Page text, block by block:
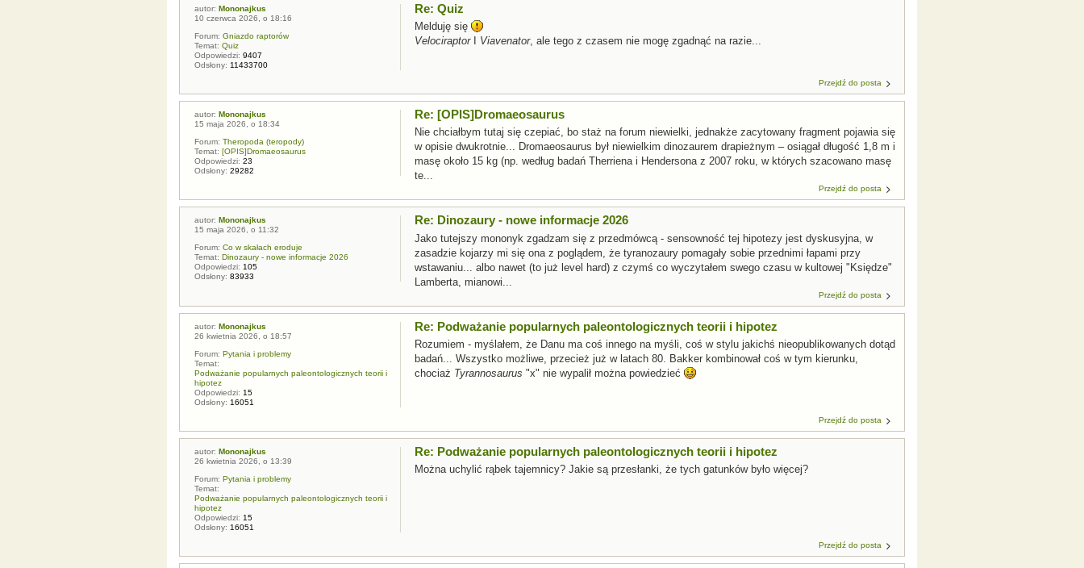
autor: Mononajkus
10 czerwca 2026, o 18:16
Forum: Gniazdo raptorów
Temat: Quiz
Odpowiedzi: 9407
Odsłony: 11433700
Re: Quiz
Melduję się
VelociraptorI Viavenator, ale tego z czasem nie mogę zgadnąć na razie...
Przejdź do posta
autor: Mononajkus
15 maja 2026, o 18:34
Forum: Theropoda (teropody)
Temat: [OPIS]Dromaeosaurus
Odpowiedzi: 23
Odsłony: 29282
Re: [OPIS]Dromaeosaurus
Nie chciałbym tutaj się czepiać, bo staż na forum niewielki, jednakże zacytowany fragment pojawia się
w opisie dwukrotnie... Dromaeosaurus był niewielkim dinozaurem drapieżnym – osiągał długość 1,8 m i
masę około 15 kg (np. według badań Therriena i Hendersona z 2007 roku, w których szacowano masę
te...
Przejdź do posta
autor: Mononajkus
15 maja 2026, o 11:32
Forum: Co w skałach eroduje
Temat: Dinozaury - nowe informacje 2026
Odpowiedzi: 105
Odsłony: 83933
Re: Dinozaury - nowe informacje 2026
Jako tutejszy mononyk zgadzam się z przedmówcą - sensowność tej hipotezy jest dyskusyjna, w
zasadzie kojarzy mi się ona z poglądem, że tyranozaury pomagały sobie przednimi łapami przy
wstawaniu... albo nawet (to już level hard) z czymś co wyczytałem swego czasu w kultowej "Księdze"
Lamberta, mianowi...
Przejdź do posta
autor: Mononajkus
26 kwietnia 2026, o 18:57
Forum: Pytania i problemy
Temat:
Podważanie popularnych paleontologicznych teorii i
hipotez
Odpowiedzi: 15
Odsłony: 16051
Re: Podważanie popularnych paleontologicznych teorii i hipotez
Rozumiem - myślałem, że Danu ma coś innego na myśli, coś w stylu jakichś nieopublikowanych dotąd
badań... Wszystko możliwe, przecież już w latach 80. Bakker kombinował coś w tym kierunku,
chociaż Tyrannosaurus "x" nie wypalił można powiedzieć
Przejdź do posta
autor: Mononajkus
26 kwietnia 2026, o 13:39
Forum: Pytania i problemy
Temat:
Podważanie popularnych paleontologicznych teorii i
hipotez
Odpowiedzi: 15
Odsłony: 16051
Re: Podważanie popularnych paleontologicznych teorii i hipotez
Można uchylić rąbek tajemnicy? Jakie są przesłanki, że tych gatunków było więcej?
Przejdź do posta